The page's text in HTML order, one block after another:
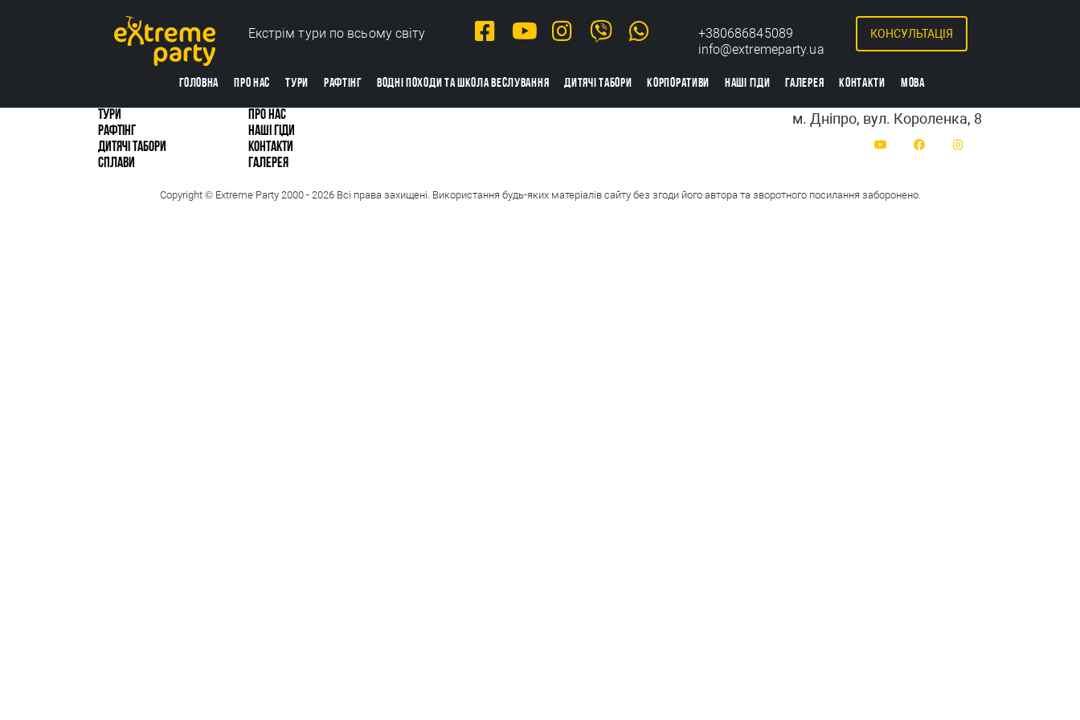
Екстрім тури по всьому світу
+380686845089
info@extremeparty.ua
КОНСУЛЬТАЦІЯ
ГОЛОВНА ПРО НАС ТУРИ РАФТІНГ ВОДНІ ПОХОДИ ТА ШКОЛА ВЕСЛУВАННЯ ДИТЯЧІ ТАБОРИ КОРПОРАТИВИ НАШІ ГІДИ ГАЛЕРЕЯ КОНТАКТИ МОВА
ТУРИ
РАФТІНГ
ДИТЯЧІ ТАБОРИ
СПЛАВИ
ПРО НАС
НАШІ ГІДИ
КОНТАКТИ
ГАЛЕРЕЯ
м. Дніпро, вул. Короленка, 8
Copyright © Extreme Party 2000 - 2026 Всі права захищені. Використання будь-яких матеріалів сайту без згоди його автора та зворотного посилання заборонено.